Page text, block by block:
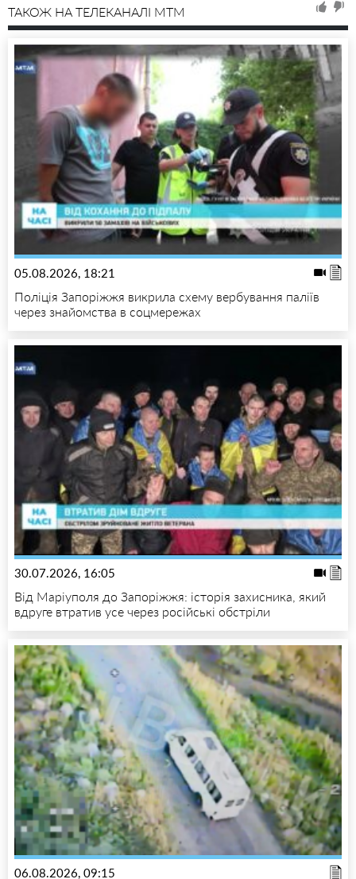
ТАКОЖ НА ТЕЛЕКАНАЛІ MTM
05.08.2026, 18:21
Поліція Запоріжжя викрила схему вербування паліїв
через знайомства в соцмережах
30.07.2026, 16:05
Від Маріуполя до Запоріжжя: історія захисника, який
вдруге втратив усе через російські обстріли
06.08.2026, 09:15